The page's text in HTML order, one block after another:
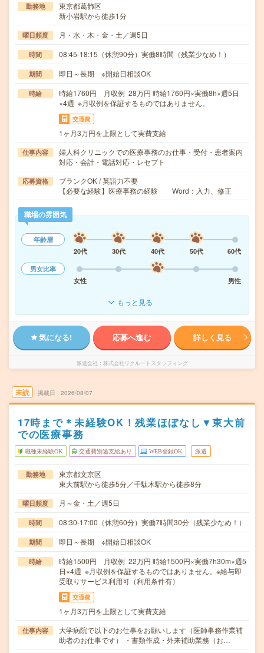
勤務地
東京都葛飾区
新小岩駅から徒歩1分
曜日頻度 月・水・木・金・土／週5日
時間 08:45-18:15（休憩90分）実働8時間（残業少なめ！）
期間 即日～長期 ※開始日相談OK
時給
時給1760円 月収例 28万円 時給1760円×実働8h×週5日
×4週 ※月収例を保証するものではありません。
交通費
1ヶ月3万円を上限として実費支給
仕事内容
婦人科クリニックでの医療事務のお仕事・受付・患者案内
対応・会計・電話対応・レセプト
応募資格
ブランクOK / 英語力不要
【必要な経験】医療事務の経験 Word：入力、修正
職場の雰囲気
年齢層
20代
30代 40代 50代
60代
男女比率
女性
男性
もっと見る
気になる! 応募へ進む 詳しく見る
派遣会社 株式会社リクルートスタッフィング
未読 掲載日 2026/08/07
17時まで＊未経験OK！残業ほぼなし▼東大前
での医療事務
職種未経験OK 交通費別途支給あり WEB登録OK 派遣
勤務地
東京都文京区
東大前駅から徒歩5分／千駄木駅から徒歩8分
曜日頻度 月～金・土／週5日
時間 08:30-17:00（休憩60分）実働7時間30分（残業少なめ！）
期間 即日～長期 ※開始日相談OK
時給
時給1500円 月収例 22万円 時給1500円×実働7h30m×週5
日×4週 ※月収例を保証するものではありません。※給与即
受取りサービス利用可（利用条件有）
交通費
1ヶ月3万円を上限として実費支給
仕事内容
大学病院で以下のお仕事をお願いします（医師事務作業補
助者のお仕事です） ・書類作成・外来補助業務（お…